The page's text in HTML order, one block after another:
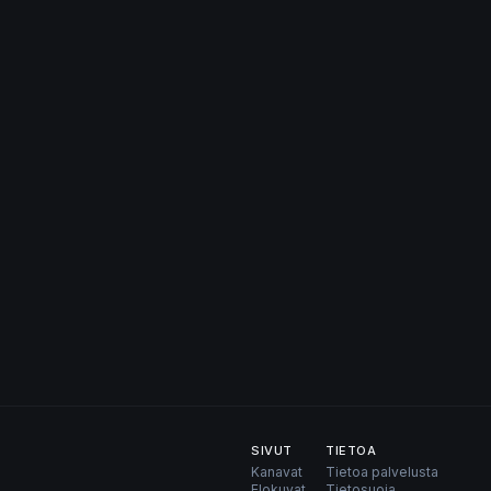
SIVUT
Kanavat
TIETOA
Tietoa palvelusta